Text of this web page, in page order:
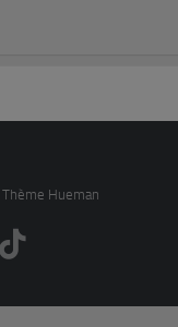
Thème Hueman